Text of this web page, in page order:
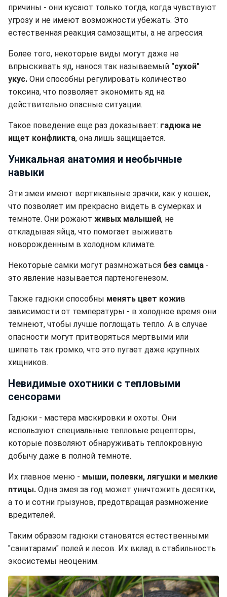
причины - они кусают только тогда, когда чувствуют
угрозу и не имеют возможности убежать. Это
естественная реакция самозащиты, а не агрессия.
Более того, некоторые виды могут даже не
впрыскивать яд, нанося так называемый "сухой"
укус. Они способны регулировать количество
токсина, что позволяет экономить яд на
действительно опасные ситуации.
Такое поведение еще раз доказывает: гадюка не
ищет конфликта, она лишь защищается.
Уникальная анатомия и необычные
навыки
Эти змеи имеют вертикальные зрачки, как у кошек,
что позволяет им прекрасно видеть в сумерках и
темноте. Они рожают живых малышей, не
откладывая яйца, что помогает выживать
новорожденным в холодном климате.
Некоторые самки могут размножаться без самца -
это явление называется партеногенезом.
Также гадюки способны менять цвет кожив
зависимости от температуры - в холодное время они
темнеют, чтобы лучше поглощать тепло. А в случае
опасности могут притворяться мертвыми или
шипеть так громко, что это пугает даже крупных
хищников.
Невидимые охотники с тепловыми
сенсорами
Гадюки - мастера маскировки и охоты. Они
используют специальные тепловые рецепторы,
которые позволяют обнаруживать теплокровную
добычу даже в полной темноте.
Их главное меню - мыши, полевки, лягушки и мелкие
птицы. Одна змея за год может уничтожить десятки,
а то и сотни грызунов, предотвращая размножение
вредителей.
Таким образом гадюки становятся естественными
"санитарами" полей и лесов. Их вклад в стабильность
экосистемы неоценим.